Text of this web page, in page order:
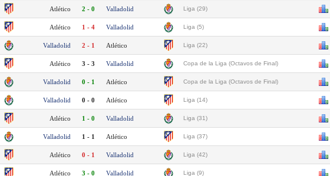
Atlético 2 - 0 Valladolid Liga (29)
Atlético 1 - 4 Valladolid Liga (5)
Valladolid 2 - 1 Atlético Liga (22)
Atlético 3 - 3 Valladolid Copa de la Liga (Octavos de Final)
Valladolid 0 - 1 Atlético Copa de la Liga (Octavos de Final)
Valladolid 0 - 0 Atlético Liga (14)
Atlético 1 - 0 Valladolid Liga (31)
Valladolid 1 - 1 Atlético Liga (37)
Atlético 0 - 1 Valladolid Liga (42)
Atlético 3 - 0 Valladolid Liga (9)